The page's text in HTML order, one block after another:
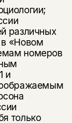
различных
в «Новом
номеров
и
только